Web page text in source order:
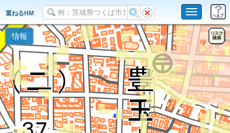
Toggle
navigation
重ねるHM
情報